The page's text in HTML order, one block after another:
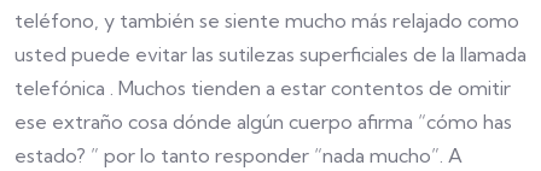
teléfono, y también se siente mucho más relajado como
usted puede evitar las sutilezas superficiales de la llamada
telefónica . Muchos tienden a estar contentos de omitir
ese extraño cosa dónde algún cuerpo afirma “cómo has
estado? ” por lo tanto responder “nada mucho”. A